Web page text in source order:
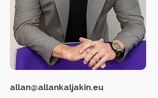
allan@allankaljakin.eu